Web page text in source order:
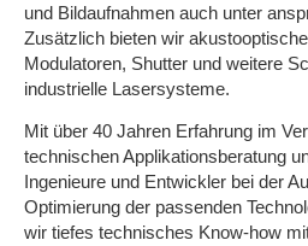
und Bildaufnahmen auch unter
Zusätzlich bieten wir
Modulatoren, Shutter und weitere
industrielle Lasersysteme.
Mit über 40 Jahren Erfahrung im
technischen Applikationsberatung
Ingenieure und Entwickler bei der
Optimierung der passenden
wir tiefes technisches Know-how